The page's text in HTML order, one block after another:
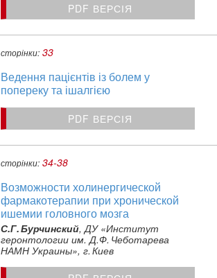
PDF ВЕРСІЯ
сторінки: 33
Ведення пацієнтів із болем у
попереку та ішалгією
PDF ВЕРСІЯ
сторінки: 34-38
Возможности холинергической
фармакотерапии при хронической
ишемии головного мозга
С.Г. Бурчинский, ДУ «Институт
геронтологии им. Д.Ф. Чеботарева
НАМН Украины», г. Киев